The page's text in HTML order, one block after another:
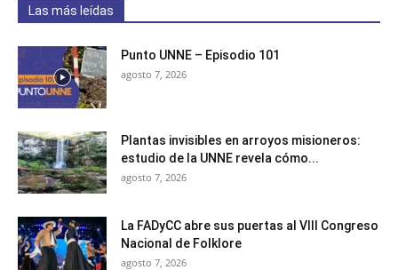
Las más leídas
Punto UNNE – Episodio 101
agosto 7, 2026
Plantas invisibles en arroyos misioneros:
estudio de la UNNE revela cómo...
agosto 7, 2026
La FADyCC abre sus puertas al VIII Congreso
Nacional de Folklore
agosto 7, 2026